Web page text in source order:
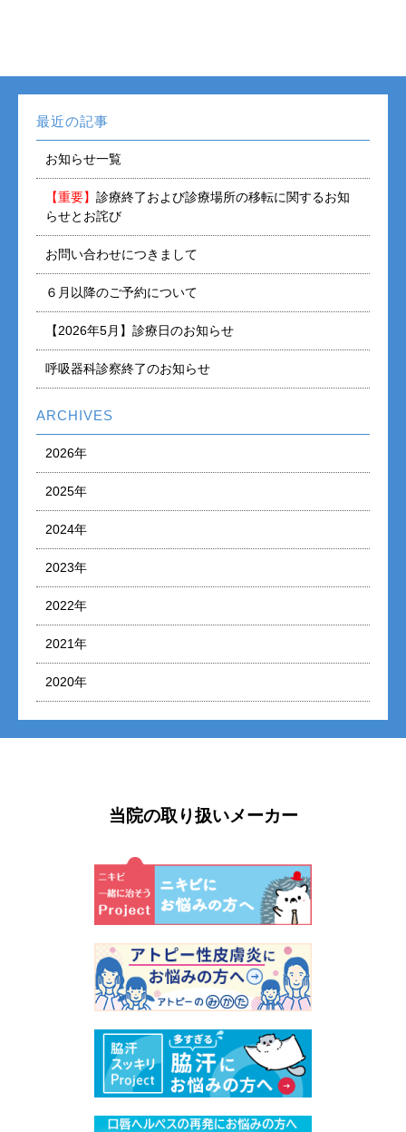
最近の記事
お知らせ一覧
【重要】 診療終了および診療場所の移転に関するお知
らせとお詫び
お問い合わせにつきまして
６月以降のご予約について
【2026年5月】診療日のお知らせ
呼吸器科診察終了のお知らせ
ARCHIVES
2026年
2025年
2024年
2023年
2022年
2021年
2020年
当院の取り扱いメーカー